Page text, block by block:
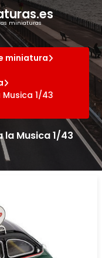
miniaturas
miniatura
Musica 1/43
la Musica 1/43